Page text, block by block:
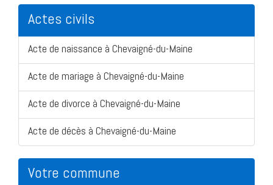
Actes civils
Acte de naissance à Chevaigné-du-Maine
Acte de mariage à Chevaigné-du-Maine
Acte de divorce à Chevaigné-du-Maine
Acte de décès à Chevaigné-du-Maine
Votre commune